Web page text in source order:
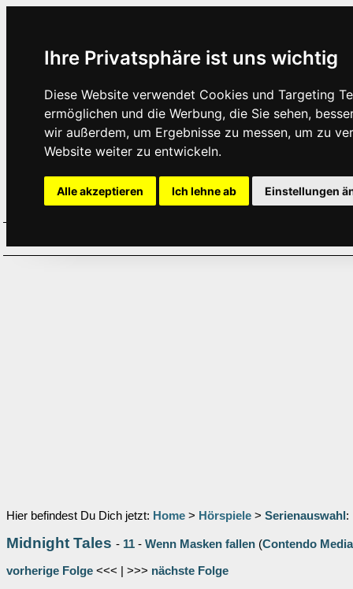
Ihre Privatsphäre ist uns wichtig
Diese Website verwendet Cookies und Targeting
ermöglichen und die Werbung, die Sie sehen,
wir außerdem, um Ergebnisse zu messen, um zu
Website weiter zu entwickeln.
Alle akzeptieren Ich lehne ab Einstellungen
Hier befindest Du Dich jetzt: Home > Hörspiele > Serienauswahl :
Midnight Tales - 11 - Wenn Masken fallen (Contendo Media
vorherige Folge <<< | >>> nächste Folge